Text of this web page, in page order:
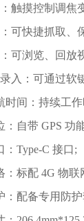
触摸控制调焦
可快捷抓取、
可浏览、回放
入：可通过软
时间：持续工
：自带 GPS 功
：Type-C 接口;
：标配 4G 物联
：配备专用防